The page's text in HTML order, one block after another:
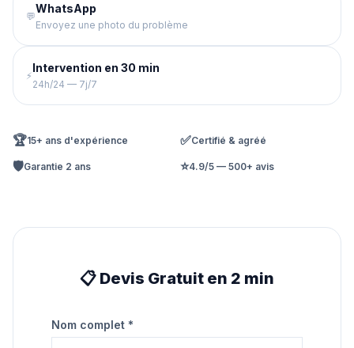
💬
WhatsApp
Envoyez une photo du problème
⚡
Intervention en 30 min
24h/24 — 7j/7
🏆15+ ans d'expérience ✅Certifié & agréé
🛡️Garantie 2 ans ⭐4.9/5 — 500+ avis
📋 Devis Gratuit en 2 min
Nom complet *